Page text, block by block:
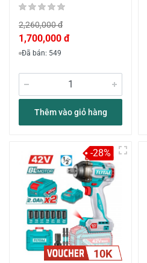
2,260,000 đ
1,700,000 đ
Đã bán: 549
Thêm vào giỏ hàng
10K
-28%